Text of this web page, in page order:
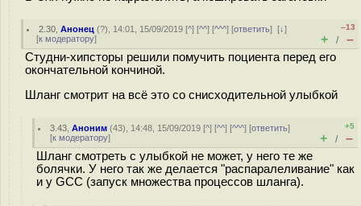
2.30 ,Анонец (?), 14:01, 15/09/2019 [^] [^^] [^^^] [ответить][↓]
[к модератору]
–13
+ / –
Студни-хипсторы решили помучить поциента перед его
окончательной кончиной.
Шланг смотрит на всё это со снисходительной улыбкой
3.43 ,Аноним (43), 14:48, 15/09/2019 [^] [^^] [^^^] [ответить]
[к модератору]
+5
+ / –
Шланг смотреть с улыбкой не может, у него те же
болячки. У него так же делается "распаралеливание" как
и у GCC (запуск множества процессов шланга).